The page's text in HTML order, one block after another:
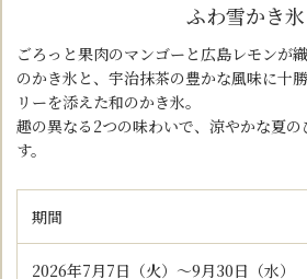
ふわ雪かき氷
ごろっと果肉のマンゴーと広島レモンが
のかき氷と、 宇治抹茶の豊かな風味に十
リーを添えた和のかき氷。
趣の異なる2つの味わいで、涼やかな夏
す。
期間
2026年7月7日（火）～9月30日（水）